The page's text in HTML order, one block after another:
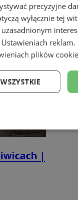
|
precyzyjne
wyłącznie tej
Ustawieniach reklam.
plików cookie